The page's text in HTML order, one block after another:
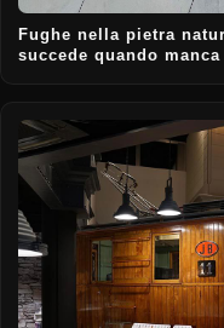
Fughe nella pietra
succede quando manca